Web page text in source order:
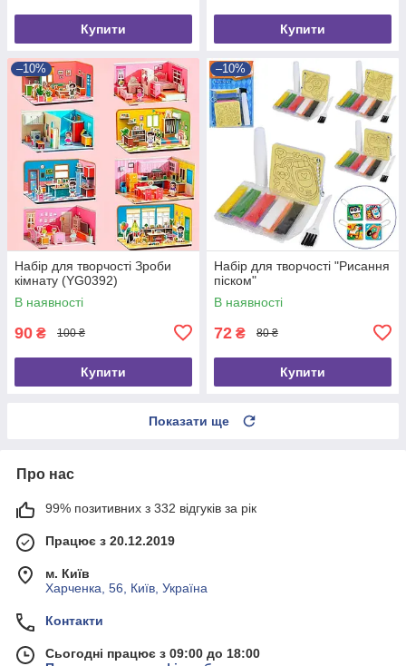
Купити Купити
–10%
Набір для творчості Зроби
кімнату (YG0392)
В наявності
90 ₴ 100 ₴
Купити
–10%
Набір для творчості "Рисання
піском"
В наявності
72 ₴ 80 ₴
Купити
Показати ще
Про нас
99% позитивних з 332 відгуків за рік
Працює з 20.12.2019
м. Київ
Харченка, 56, Київ, Україна
Контакти
Сьогодні працює з 09:00 до 18:00